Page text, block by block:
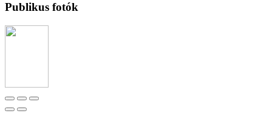
Publikus fotók